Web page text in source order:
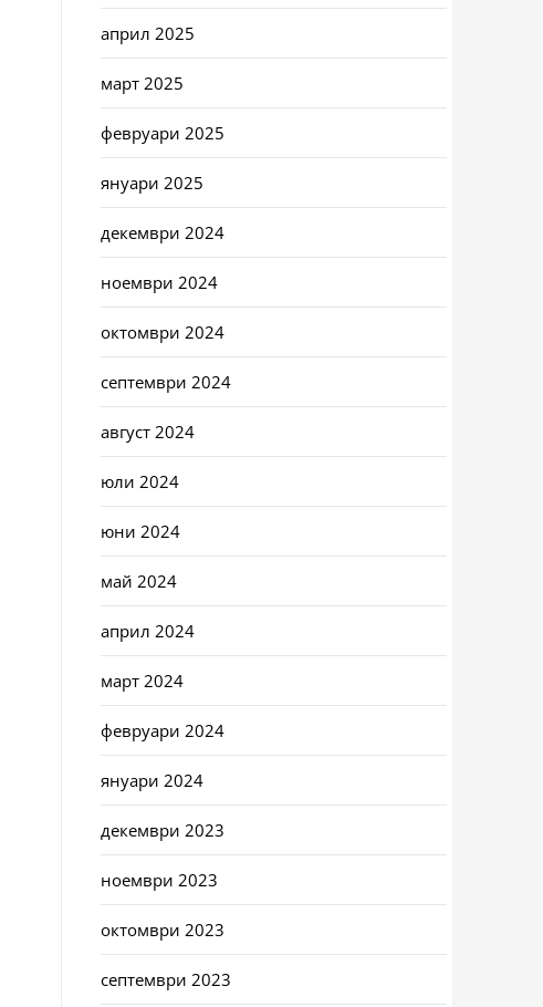
април 2025
март 2025
февруари 2025
януари 2025
декември 2024
ноември 2024
октомври 2024
септември 2024
август 2024
юли 2024
юни 2024
май 2024
април 2024
март 2024
февруари 2024
януари 2024
декември 2023
ноември 2023
октомври 2023
септември 2023